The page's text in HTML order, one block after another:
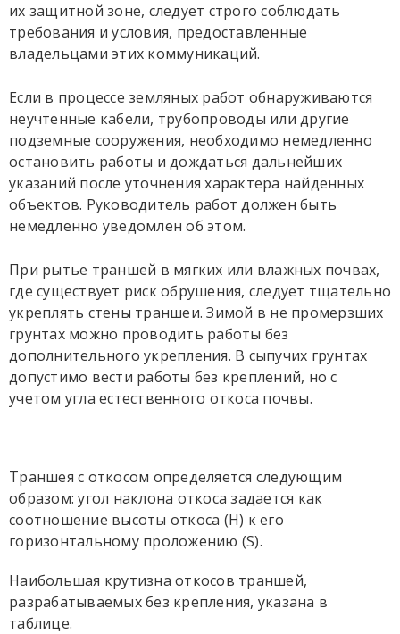
их защитной зоне, следует строго соблюдать
требования и условия, предоставленные
владельцами этих коммуникаций.
Если в процессе земляных работ обнаруживаются
неучтенные кабели, трубопроводы или другие
подземные сооружения, необходимо немедленно
остановить работы и дождаться дальнейших
указаний после уточнения характера найденных
объектов. Руководитель работ должен быть
немедленно уведомлен об этом.
При рытье траншей в мягких или влажных почвах,
где существует риск обрушения, следует тщательно
укреплять стены траншеи. Зимой в не промерзших
грунтах можно проводить работы без
дополнительного укрепления. В сыпучих грунтах
допустимо вести работы без креплений, но с
учетом угла естественного откоса почвы.
Траншея с откосом определяется следующим
образом: угол наклона откоса задается как
соотношение высоты откоса (H) к его
горизонтальному проложению (S).
Наибольшая крутизна откосов траншей,
разрабатываемых без крепления, указана в
таблице.